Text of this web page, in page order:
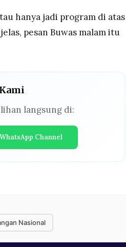
hanya jadi program di atas
pesan Buwas malam itu
langsung di:
WhatsApp Channel
Nasional